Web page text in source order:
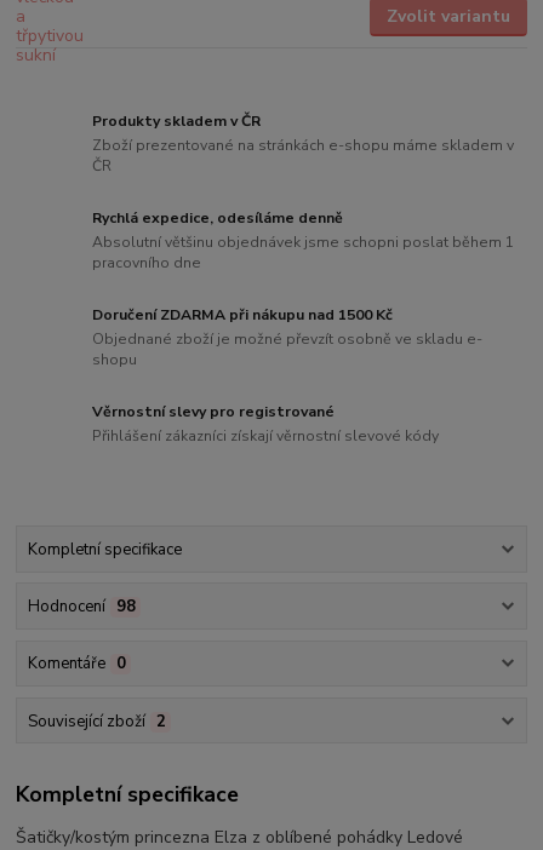
Zvolit variantu
Produkty skladem v ČR
Zboží prezentované na stránkách e-shopu máme skladem v
ČR
Rychlá expedice, odesíláme denně
Absolutní většinu objednávek jsme schopni poslat během 1
pracovního dne
Doručení ZDARMA při nákupu nad 1500 Kč
Objednané zboží je možné převzít osobně ve skladu e-
shopu
Věrnostní slevy pro registrované
Přihlášení zákazníci získají věrnostní slevové kódy
Kompletní specifikace
Hodnocení 98
Komentáře 0
Související zboží 2
Kompletní specifikace
Šatičky/kostým princezna Elza z oblíbené pohádky Ledové